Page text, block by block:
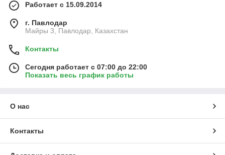
Работает с 15.09.2014
г. Павлодар
Майры 3, Павлодар, Казахстан
Контакты
Сегодня работает с 07:00 до 22:00
Показать весь график работы
О нас
Контакты